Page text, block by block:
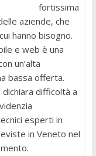
fortissima
aziende, che
hanno bisogno.
e web è una
un’alta
bassa offerta.
difficoltà a
esperti in
in Veneto nel